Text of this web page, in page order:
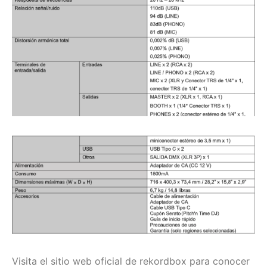
Visita el sitio web oficial de rekordbox para conocer